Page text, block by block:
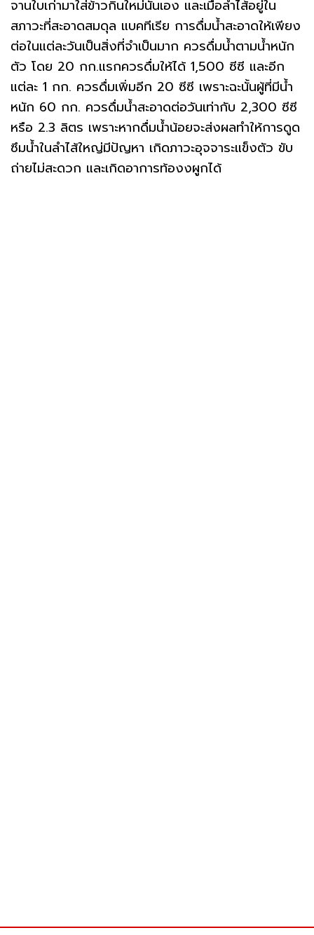
จานใบเก่ามาใส่ข้าวกินใหม่นั่นเอง และเมื่อลำไส้อยู่ใน
สภาวะที่สะอาดสมดุล แบคทีเรีย การดื่มน้ำสะอาดให้เพียง
ต่อในแต่ละวันเป็นสิ่งที่จำเป็นมาก ควรดื่มน้ำตามน้ำหนัก
ตัว โดย 20 กก.แรกควรดื่มให้ได้ 1,500 ซีซี และอีก
แต่ละ 1 กก. ควรดื่มเพิ่มอีก 20 ซีซี เพราะฉะนั้นผู้ที่มีน้ำ
หนัก 60 กก. ควรดื่มน้ำสะอาดต่อวันเท่ากับ 2,300 ซีซี
หรือ 2.3 ลิตร เพราะหากดื่มน้ำน้อยจะส่งผลทำให้การดูด
ซึมน้ำในลำไส้ใหญ่มีปัญหา เกิดภาวะอุจจาระแข็งตัว ขับ
ถ่ายไม่สะดวก และเกิดอาการท้องงผูกได้